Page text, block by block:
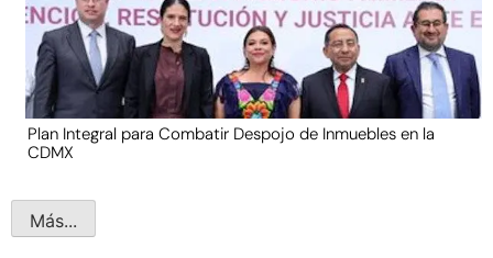
Plan Integral para Combatir Despojo de Inmuebles en la
CDMX
Más...